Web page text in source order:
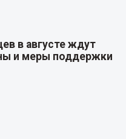
в августе ждут
и меры поддержки